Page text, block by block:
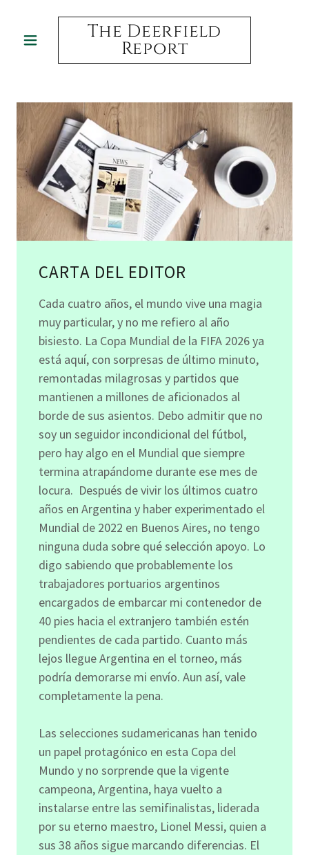
The Deerfield
Report
CARTA DEL EDITOR
Cada cuatro años, el mundo vive una magia
muy particular, y no me refiero al año
bisiesto. La Copa Mundial de la FIFA 2026 ya
está aquí, con sorpresas de último minuto,
remontadas milagrosas y partidos que
mantienen a millones de aficionados al
borde de sus asientos. Debo admitir que no
soy un seguidor incondicional del fútbol,
pero hay algo en el Mundial que siempre
termina atrapándome durante ese mes de
locura. Después de vivir los últimos cuatro
años en Argentina y haber experimentado el
Mundial de 2022 en Buenos Aires, no tengo
ninguna duda sobre qué selección apoyo. Lo
digo sabiendo que probablemente los
trabajadores portuarios argentinos
encargados de embarcar mi contenedor de
40 pies hacia el extranjero también estén
pendientes de cada partido. Cuanto más
lejos llegue Argentina en el torneo, más
podría demorarse mi envío. Aun así, vale
completamente la pena.
Las selecciones sudamericanas han tenido
un papel protagónico en esta Copa del
Mundo y no sorprende que la vigente
campeona, Argentina, haya vuelto a
instalarse entre las semifinalistas, liderada
por su eterno maestro, Lionel Messi, quien a
sus 38 años sigue marcando diferencias. El